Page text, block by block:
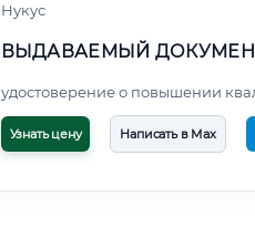
Нукус
ВЫДАВАЕМЫЙ
удостоверение о повышении
Узнать цену Написать в Max